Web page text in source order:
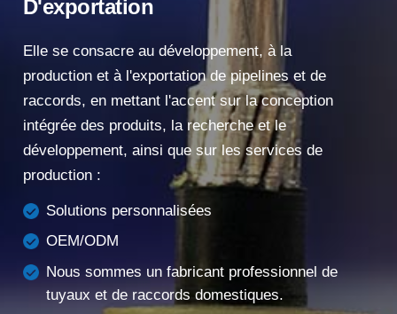
D'exportation
Elle se consacre au développement, à la
production et à l'exportation de pipelines et de
raccords, en mettant l'accent sur la conception
intégrée des produits, la recherche et le
développement, ainsi que sur les services de
production :
Solutions personnalisées
OEM/ODM
Nous sommes un fabricant professionnel de
tuyaux et de raccords domestiques.